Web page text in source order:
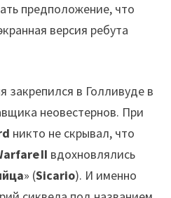
предположение, что
версия ребута
закрепился в Голливуде в
неовестернов. При
никто не скрывал, что
II вдохновлялись
» (Sicario). И именно